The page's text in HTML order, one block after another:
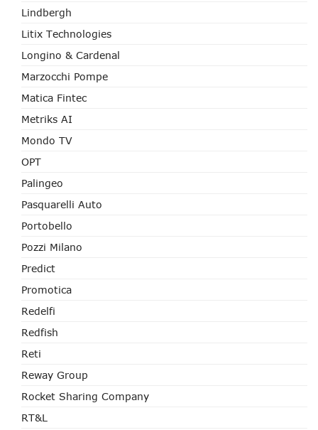
Lindbergh
Litix Technologies
Longino & Cardenal
Marzocchi Pompe
Matica Fintec
Metriks AI
Mondo TV
OPT
Palingeo
Pasquarelli Auto
Portobello
Pozzi Milano
Predict
Promotica
Redelfi
Redfish
Reti
Reway Group
Rocket Sharing Company
RT&L